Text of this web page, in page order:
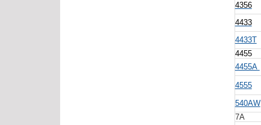
4356
4433
4433T
4455
4455A
4555
540AW
7A